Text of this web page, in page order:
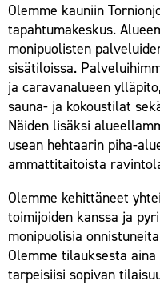
Olemme kauniin
tapahtumakeskus.
monipuolisten
sisätiloissa.
ja caravanalueen
sauna- ja kokoustilat
Näiden lisäksi
usean hehtaarin piha-
ammattitaitoista
Olemme kehittäneet
toimijoiden kanssa ja
monipuolisia
Olemme tilauksesta
tarpeisiisi sopivan